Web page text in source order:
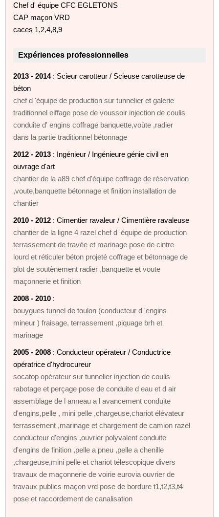
Chef d' équipe CFC EGLETONS
CAP maçon VRD
caces 1,2,4,8,9
Expériences professionnelles
2013 - 2014: Scieur carotteur / Scieuse carotteuse de
béton
chef d 'équipe de production sur tunnelier et galerie
traditionnel eiffage pose de voussoir injection de coulis
conduite d' engins coffrage banquette,voùte ,radier
dans la partie traditionnel bétonnage
2012 - 2013 : Ingénieur / Ingénieure génie civil en
ouvrage d'art
chantier de la a89 chef d'équipe coffrage de réservation
,voute,banquette bétonnage et finition installation de
chantier
2010 - 2012 : Cimentier ravaleur / Cimentière ravaleuse
chantier de la ligne 4 razel chef d 'équipe de production
terrassement de travée et marinage pose de cintre
lourd et réticuler béton projeté coffrage et bétonnage de
plot de soutènement radier ,banquette et voute
maçonnerie et finition
2008 - 2010 :
bouygues tunnel de toulon (conducteur d 'engins
mineur ) fraisage, terrassement ,piquage brh et
marinage
2005 - 2008 : Conducteur opérateur / Conductrice
opératrice d'hydrocureur
socatop opérateur sur tunnelier injection de coulis
rabotage et perçage pose de conduite d eau et d air
assemblage de l anneau a l avancement conduite
d'engins,pelle , mini pelle ,chargeuse,chariot élévateur
terrassement ,marinage et chargement de camion razel
conducteur d'engins ,ouvrier polyvalent conduite
d'engins de finition ,pelle a pneu ,pelle a chenille
,chargeuse,mini pelle et chariot télescopique divers
travaux de maçonnerie de voirie eurovia ouvrier de
travaux publics maçon vrd pose de bordure t1,t2,t3,t4
pose et raccordement de canalisation